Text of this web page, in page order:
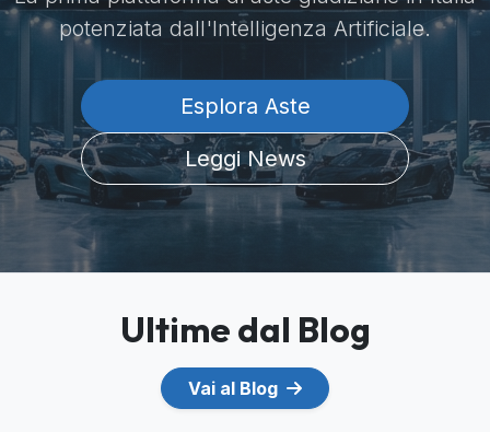
potenziata dall'Intelligenza Artificiale.
Esplora Aste
Leggi News
Ultime dal Blog
Vai al Blog